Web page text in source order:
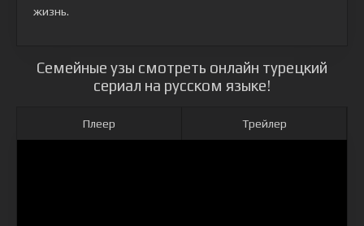
жизнь.
Семейные узы смотреть онлайн турецкий
сериал на русском языке!
Плеер Трейлер